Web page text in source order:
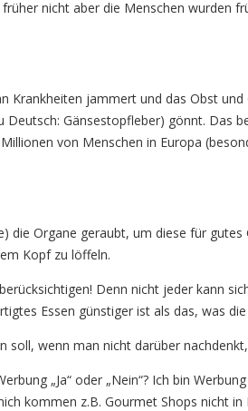
nicht aber die Menschen wurden
jammert und das Obst
Deutsch: Gänsestopfleber) gönnt.
von Menschen in Europa
die Organe geraubt, um diese für
Kopf zu löffeln.
Denn nicht jeder kann
Essen günstiger ist als das, was
wenn man nicht darüber
„Ja“ oder „Nein“? Ich bin
kommen z.B. Gourmet Shops nicht